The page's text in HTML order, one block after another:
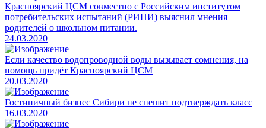
Красноярский ЦСМ совместно с Российским институтом
потребительских испытаний (РИПИ) выяснил мнения
родителей о школьном питании.
24.03.2020
Если качество водопроводной воды вызывает сомнения, на
помощь придёт Красноярский ЦСМ
20.03.2020
Гостиничный бизнес Сибири не спешит подтверждать класс
16.03.2020